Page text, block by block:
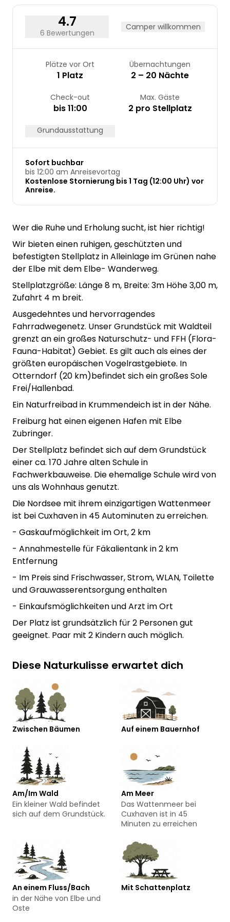
4.7
6 Bewertungen
Camper willkommen
Plätze vor Ort
1 Platz
Übernachtungen
2 – 20 Nächte
Check-out
bis 11:00
Max. Gäste
2 pro Stellplatz
Grundausstattung
Sofort buchbar
bis 12:00 am Anreisevortag
Kostenlose Stornierung bis 1 Tag (12:00 Uhr) vor
Anreise.
Wer die Ruhe und Erholung sucht, ist hier richtig!
Wir bieten einen ruhigen, geschützten und
befestigten Stellplatz in Alleinlage im Grünen nahe
der Elbe mit dem Elbe- Wanderweg.
Stellplatzgröße: Länge 8 m, Breite: 3m Höhe 3,00 m,
Zufahrt 4 m breit.
Ausgedehntes und hervorragendes
Fahrradwegenetz. Unser Grundstück mit Waldteil
grenzt an ein großes Naturschutz- und FFH (Flora-
Fauna-Habitat) Gebiet. Es gilt auch als eines der
größten europäischen Vogelrastgebiete. In
Otterndorf (20 km)befindet sich ein großes Sole
Frei/Hallenbad.
Ein Naturfreibad in Krummendeich ist in der Nähe.
Freiburg hat einen eigenen Hafen mit Elbe
Zubringer.
Der Stellplatz befindet sich auf dem Grundstück
einer ca. 170 Jahre alten Schule in
Fachwerkbauweise. Die ehemalige Schule wird von
uns als Wohnhaus genutzt.
Die Nordsee mit ihrem einzigartigen Wattenmeer
ist bei Cuxhaven in 45 Autominuten zu erreichen.
- Gaskaufmöglichkeit im Ort, 2 km
- Annahmestelle für Fäkalientank in 2 km
Entfernung
- Im Preis sind Frischwasser, Strom, WLAN, Toilette
und Grauwasserentsorgung enthalten
- Einkaufsmöglichkeiten und Arzt im Ort
Der Platz ist grundsätzlich für 2 Personen gut
geeignet. Paar mit 2 Kindern auch möglich.
Diese Naturkulisse erwartet dich
Zwischen Bäumen Auf einem Bauernhof
Am/Im Wald
Ein kleiner Wald befindet
sich auf dem Grundstück.
Am Meer
Das Wattenmeer bei
Cuxhaven ist in 45
Minuten zu erreichen
An einem Fluss/Bach
in der Nähe von Elbe und
Oste
Mit Schattenplatz